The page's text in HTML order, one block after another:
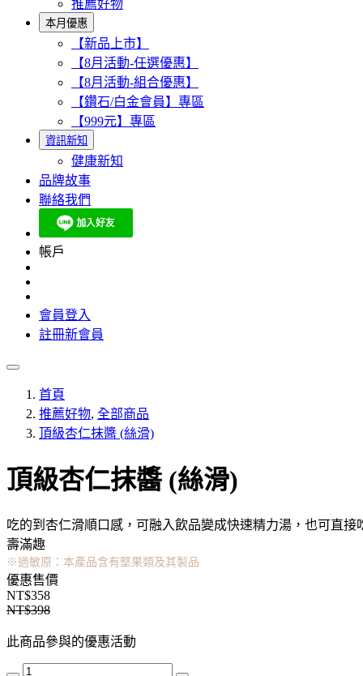
推薦好物
本月優惠
【新品上市】
【8月活動-任選優惠】
【8月活動-組合優惠】
【鑽石/白金會員】專區
【999元】專區
資訊新知
健康新知
品牌故事
聯絡我們
帳戶
會員登入
註冊新會員
首頁
推薦好物, 全部商品
頂級杏仁抹醬 (絲滑)
頂級杏仁抹醬 (絲滑)
吃的到杏仁滑順口感，可融入飲品變成快速精力湯，也可直接
壽滿趣
※過敏原：本產品含有堅果類及其製品
優惠售價
NT$358
NT$398
此商品參與的優惠活動